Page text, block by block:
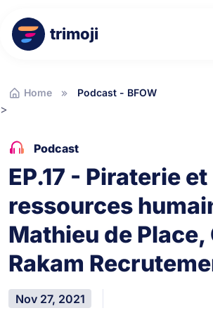
trimoji
Home Podcast - BFOW
>
Podcast
EP.17 - Piraterie et
ressources
Mathieu de Place,
Rakam
Nov 27, 2021